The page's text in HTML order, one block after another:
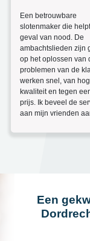
Een betrouwbare
slotenmaker die
geval van nood. De
ambachtslieden zijn
op het oplossen van
problemen van de
werken snel, van
kwaliteit en tegen
prijs. Ik beveel de
aan mijn vrienden
Een